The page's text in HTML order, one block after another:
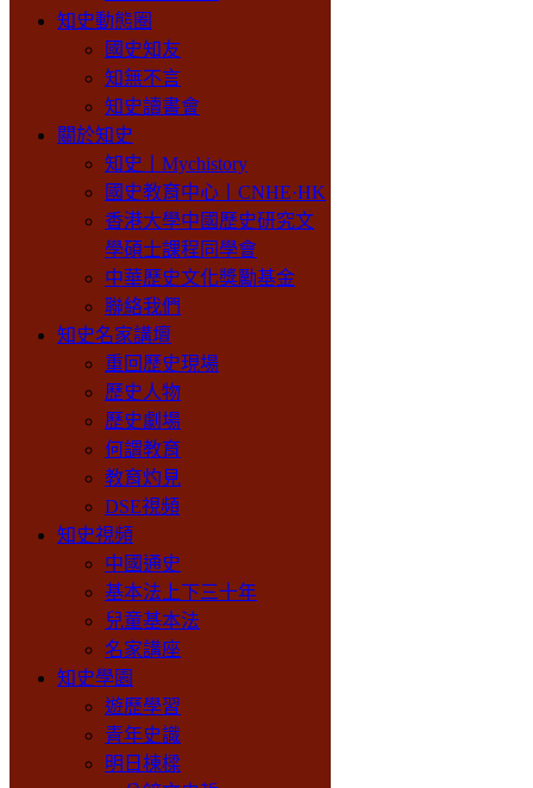
知史動態圈
國史知友
知無不言
知史讀書會
關於知史
知史丨Mychistory
國史教育中心丨CNHE·HK
香港大學中國歷史研究文
學碩士課程同學會
中華歷史文化獎勵基金
聯絡我們
知史名家講壇
重回歷史現場
歷史人物
歷史劇場
何謂教育
教育灼見
DSE視頻
知史視頻
中國通史
基本法上下三十年
兒童基本法
名家講座
知史學園
遊歷學習
青年史識
明日棟樑